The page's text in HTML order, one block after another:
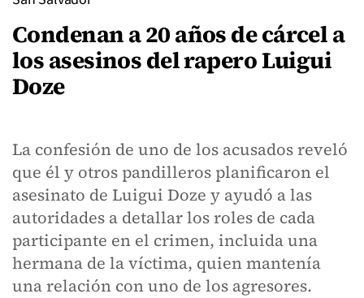
Condenan a 20 años de cárcel a
los asesinos del rapero Luigui
Doze
La confesión de uno de los acusados reveló
que él y otros pandilleros planificaron el
asesinato de Luigui Doze y ayudó a las
autoridades a detallar los roles de cada
participante en el crimen, incluida una
hermana de la víctima, quien mantenía
una relación con uno de los agresores.